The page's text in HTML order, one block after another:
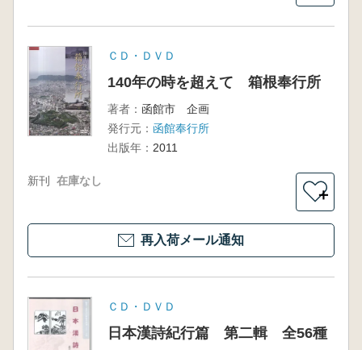
ＣＤ・ＤＶＤ
140年の時を超えて 箱根奉行所
著者： 函館市 企画
発行元： 函館奉行所
出版年： 2011
新刊 在庫なし
＋
再入荷メール通知
ＣＤ・ＤＶＤ
日本漢詩紀行篇 第二輯 全56種